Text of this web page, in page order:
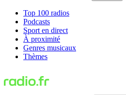
Top 100 radios
Podcasts
Sport en direct
À proximité
Genres musicaux
Thèmes